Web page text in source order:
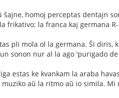
ŝajne, homoj perceptas dentajn
frikativo; la franca kaj germana
pli mola ol la germana. Ŝi diris,
sonon nur al la ago 'purigado
estas ke kvankam la araba
aŭ la ritmo aŭ io simila.